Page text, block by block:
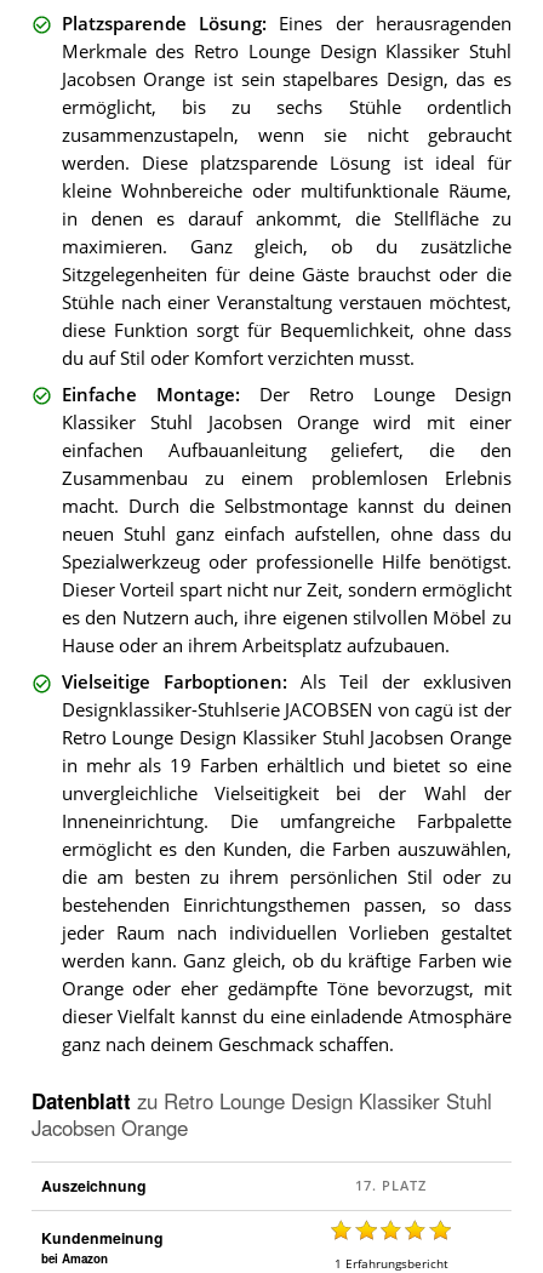
Platzsparende Lösung: Eines der herausragenden
Merkmale des Retro Lounge Design Klassiker Stuhl
Jacobsen Orange ist sein stapelbares Design, das es
ermöglicht, bis zu sechs Stühle ordentlich
zusammenzustapeln, wenn sie nicht gebraucht
werden. Diese platzsparende Lösung ist ideal für
kleine Wohnbereiche oder multifunktionale Räume,
in denen es darauf ankommt, die Stellfläche zu
maximieren. Ganz gleich, ob du zusätzliche
Sitzgelegenheiten für deine Gäste brauchst oder die
Stühle nach einer Veranstaltung verstauen möchtest,
diese Funktion sorgt für Bequemlichkeit, ohne dass
du auf Stil oder Komfort verzichten musst.
Einfache Montage: Der Retro Lounge Design
Klassiker Stuhl Jacobsen Orange wird mit einer
einfachen Aufbauanleitung geliefert, die den
Zusammenbau zu einem problemlosen Erlebnis
macht. Durch die Selbstmontage kannst du deinen
neuen Stuhl ganz einfach aufstellen, ohne dass du
Spezialwerkzeug oder professionelle Hilfe benötigst.
Dieser Vorteil spart nicht nur Zeit, sondern ermöglicht
es den Nutzern auch, ihre eigenen stilvollen Möbel zu
Hause oder an ihrem Arbeitsplatz aufzubauen.
Vielseitige Farboptionen: Als Teil der exklusiven
Designklassiker-Stuhlserie JACOBSEN von cagü ist der
Retro Lounge Design Klassiker Stuhl Jacobsen Orange
in mehr als 19 Farben erhältlich und bietet so eine
unvergleichliche Vielseitigkeit bei der Wahl der
Inneneinrichtung. Die umfangreiche Farbpalette
ermöglicht es den Kunden, die Farben auszuwählen,
die am besten zu ihrem persönlichen Stil oder zu
bestehenden Einrichtungsthemen passen, so dass
jeder Raum nach individuellen Vorlieben gestaltet
werden kann. Ganz gleich, ob du kräftige Farben wie
Orange oder eher gedämpfte Töne bevorzugst, mit
dieser Vielfalt kannst du eine einladende Atmosphäre
ganz nach deinem Geschmack schaffen.
Datenblatt zu Retro Lounge Design Klassiker Stuhl
Jacobsen Orange
Auszeichnung
Kundenmeinung
bei Amazon 1 Erfahrungsbericht